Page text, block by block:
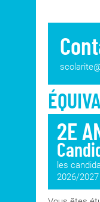
2E
les
2026/2027